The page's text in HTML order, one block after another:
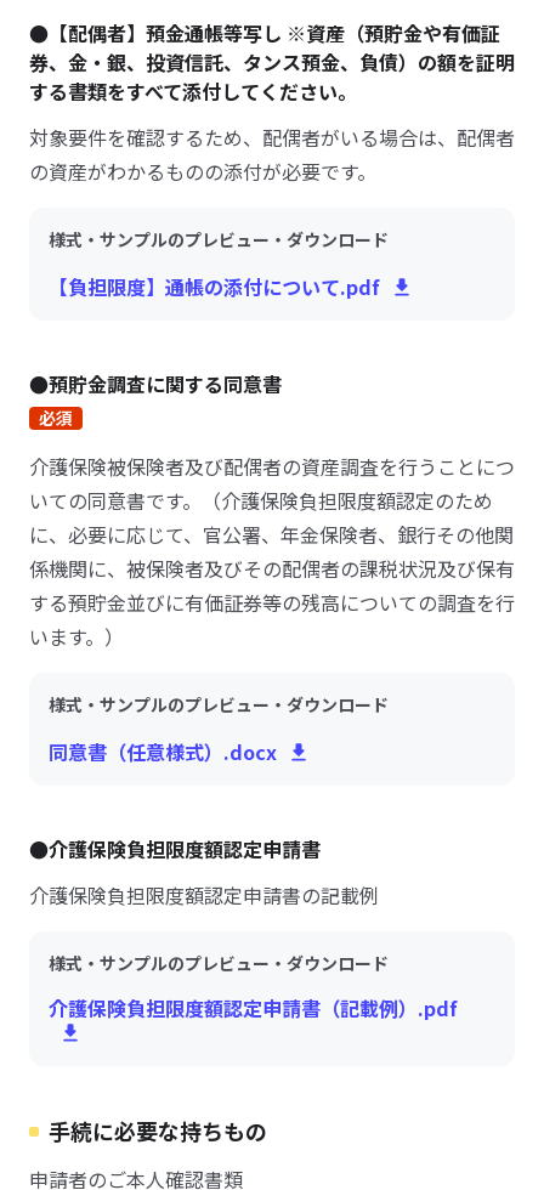
●【配偶者】預金通帳等写し ※資産（預貯金や有価証
券、金・銀、投資信託、タンス預金、負債）の額を証明
する書類をすべて添付してください。
対象要件を確認するため、配偶者がいる場合は、配偶者
の資産がわかるものの添付が必要です。
様式・サンプルのプレビュー・ダウンロード
【負担限度】通帳の添付について.pdf
●預貯金調査に関する同意書
必須
介護保険被保険者及び配偶者の資産調査を行うことにつ
いての同意書です。（介護保険負担限度額認定のため
に、必要に応じて、官公署、年金保険者、銀行その他関
係機関に、被保険者及びその配偶者の課税状況及び保有
する預貯金並びに有価証券等の残高についての調査を行
います。）
様式・サンプルのプレビュー・ダウンロード
同意書（任意様式）.docx
●介護保険負担限度額認定申請書
介護保険負担限度額認定申請書の記載例
様式・サンプルのプレビュー・ダウンロード
介護保険負担限度額認定申請書（記載例）.pdf
手続に必要な持ちもの
申請者のご本人確認書類